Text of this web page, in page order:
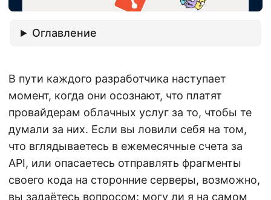
Оглавление
В пути каждого разработчика наступает
момент, когда они осознают, что платят
провайдерам облачных услуг за то, чтобы те
думали за них. Если вы ловили себя на том,
что вглядываетесь в ежемесячные счета за
API, или опасаетесь отправлять фрагменты
своего кода на сторонние серверы, возможно,
вы задаётесь вопросом: могу ли я на самом